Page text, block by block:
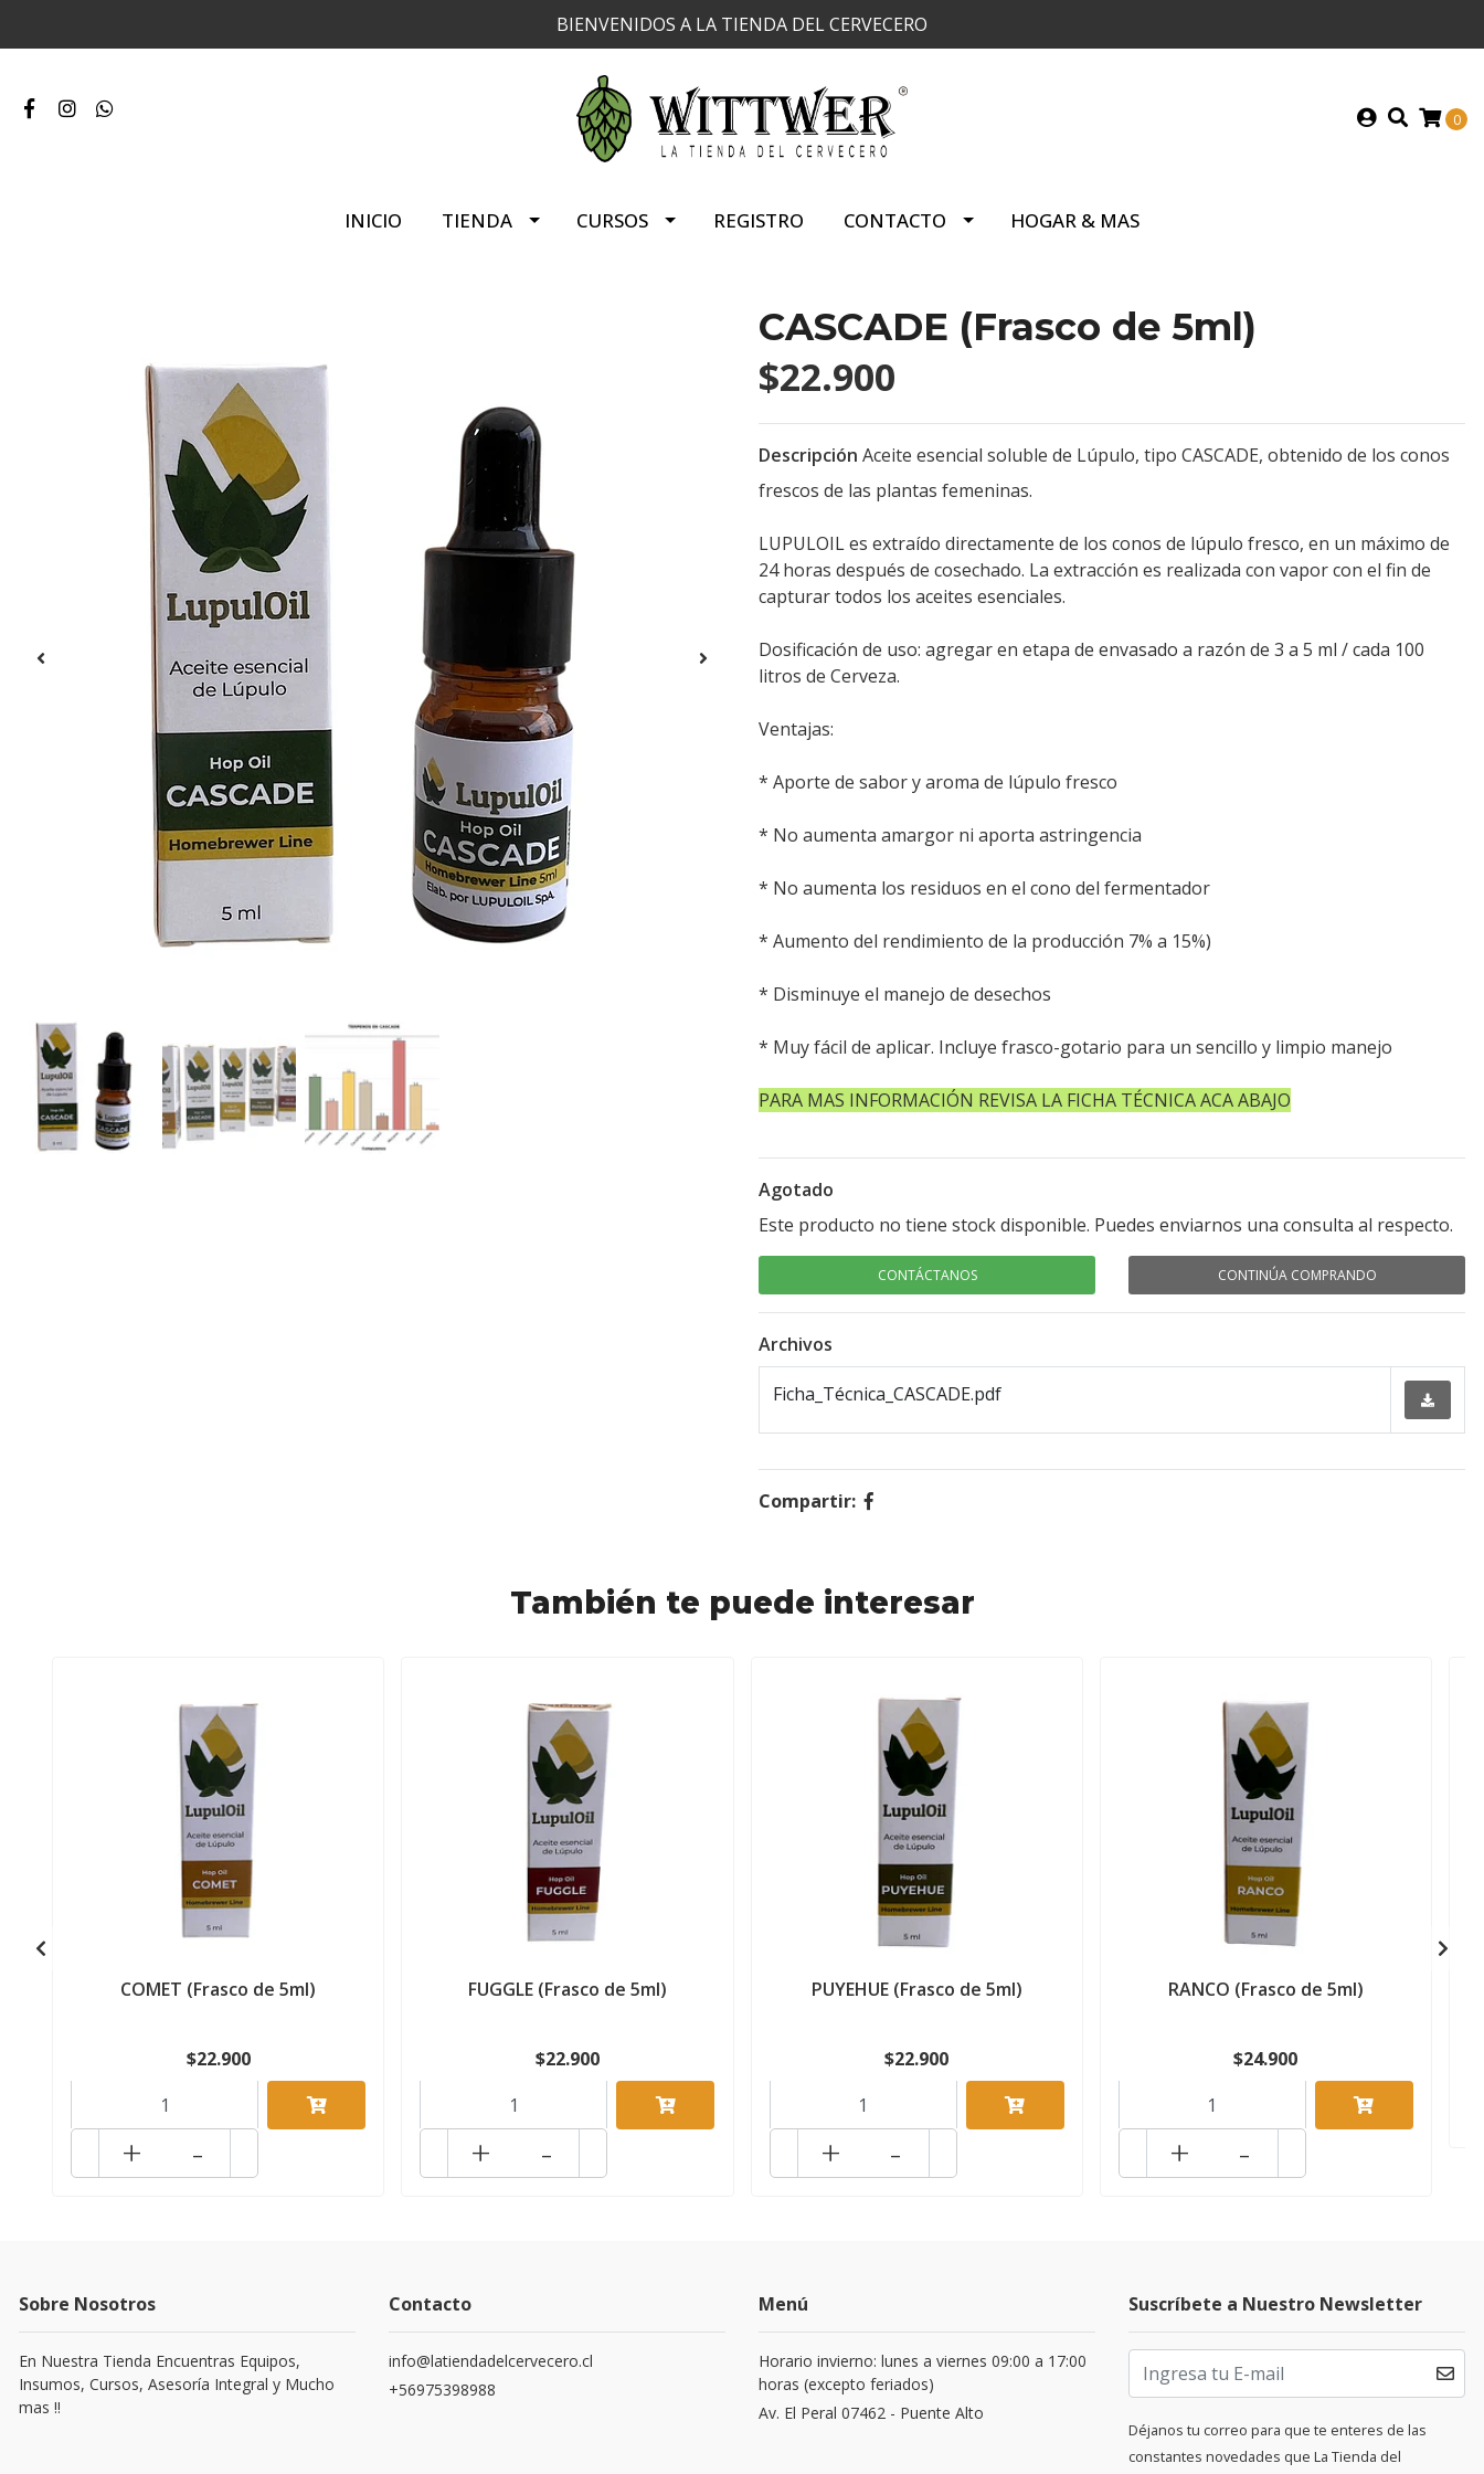
BIENVENIDOS A LA TIENDA DEL CERVECERO
0
INICIO TIENDA CURSOS REGISTRO CONTACTO HOGAR & MAS
CASCADE (Frasco de 5ml)
$22.900
Descripción Aceite esencial soluble de Lúpulo, tipo CASCADE, obtenido de los conos
frescos de las plantas femeninas.
LUPULOIL es extraído directamente de los conos de lúpulo fresco, en un máximo de
24 horas después de cosechado. La extracción es realizada con vapor con el fin de
capturar todos los aceites esenciales.
Dosificación de uso: agregar en etapa de envasado a razón de 3 a 5 ml / cada 100
litros de Cerveza.
Ventajas:
* Aporte de sabor y aroma de lúpulo fresco
* No aumenta amargor ni aporta astringencia
* No aumenta los residuos en el cono del fermentador
* Aumento del rendimiento de la producción 7% a 15%)
* Disminuye el manejo de desechos
* Muy fácil de aplicar. Incluye frasco-gotario para un sencillo y limpio manejo
PARA MAS INFORMACIÓN REVISA LA FICHA TÉCNICA ACA ABAJO
Agotado
Este producto no tiene stock disponible. Puedes enviarnos una consulta al respecto.
CONTÁCTANOS CONTINÚA COMPRANDO
Archivos
Ficha_Técnica_CASCADE.pdf
Compartir:
También te puede interesar
COMET (Frasco de 5ml)
$22.900
+ -
FUGGLE (Frasco de 5ml)
$22.900
+ -
PUYEHUE (Frasco de 5ml)
$22.900
+ -
RANCO (Frasco de 5ml)
$24.900
+ -
Sobre Nosotros
En Nuestra Tienda Encuentras Equipos,
Insumos, Cursos, Asesoría Integral y Mucho
mas !!
Contacto
info@latiendadelcervecero.cl
+56975398988
Menú
Horario invierno: lunes a viernes 09:00 a 17:00
horas (excepto feriados)
Av. El Peral 07462 - Puente Alto
Suscríbete a Nuestro Newsletter
Déjanos tu correo para que te enteres de las
constantes novedades que La Tienda del